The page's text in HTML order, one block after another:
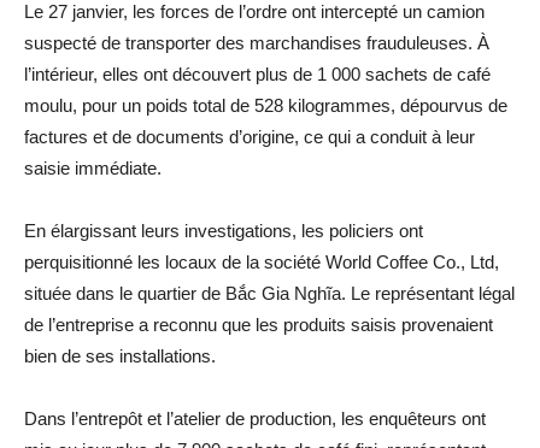
Le 27 janvier, les forces de l’ordre ont intercepté un camion
suspecté de transporter des marchandises frauduleuses. À
l’intérieur, elles ont découvert plus de 1 000 sachets de café
moulu, pour un poids total de 528 kilogrammes, dépourvus de
factures et de documents d’origine, ce qui a conduit à leur
saisie immédiate.
En élargissant leurs investigations, les policiers ont
perquisitionné les locaux de la société World Coffee Co., Ltd,
située dans le quartier de Bắc Gia Nghĩa. Le représentant légal
de l’entreprise a reconnu que les produits saisis provenaient
bien de ses installations.
Dans l’entrepôt et l’atelier de production, les enquêteurs ont